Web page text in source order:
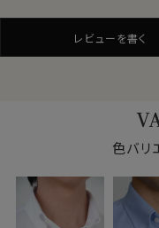
加工！
インナーシャツを着用
すぐ乾くので、いつもド
ぬままそのまま外へ出
方は多いともいます。
そんな時でもドライ加工
ドライ加工＝吸湿速乾
ーズン使える素材なので
レビューを書く
色バリ